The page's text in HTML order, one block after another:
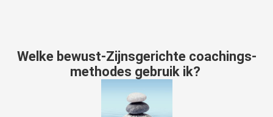
Welke bewust-Zijnsgerichte coachings-
methodes gebruik ik?